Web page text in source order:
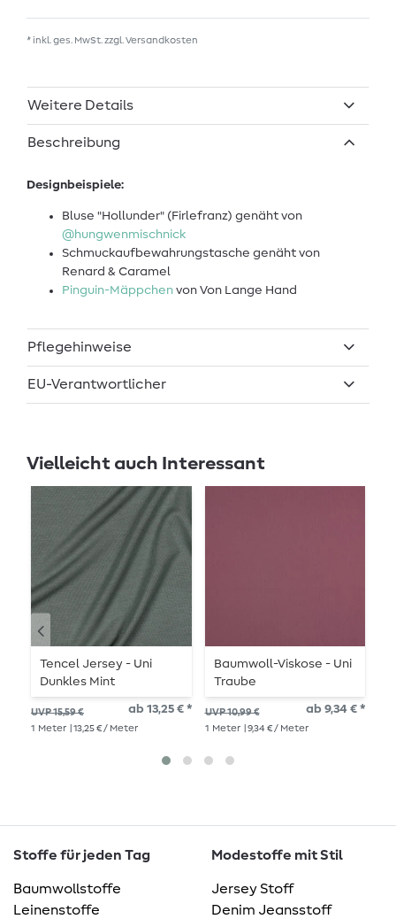
* inkl. ges. MwSt. zzgl. Versandkosten
Weitere Details
Beschreibung
Designbeispiele:
Bluse "Hollunder" (Firlefranz) genäht von
@hungwenmischnick
Schmuckaufbewahrungstasche genäht von
Renard & Caramel
Pinguin-Mäppchen von Von Lange Hand
Pflegehinweise
EU-Verantwortlicher
Vielleicht auch Interessant
Tencel Jersey - Uni
Dunkles Mint
UVP 15,59 € ab 13,25 € *
1 Meter | 13,25 € / Meter
Baumwoll-Viskose - Uni
Traube
UVP 10,99 € ab 9,34 € *
1 Meter | 9,34 € / Meter
Stoffe für jeden Tag
Baumwollstoffe
Leinenstoffe
Modestoffe mit Stil
Jersey Stoff
Denim Jeansstoff